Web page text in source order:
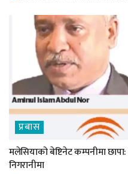
प्रबास
मलेसियाको बेष्टिनेट कम्पनीमा
निगरानीमा